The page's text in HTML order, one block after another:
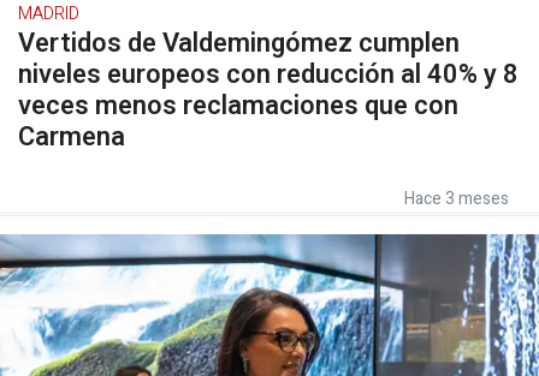
MADRID
Vertidos de Valdemingómez cumplen
niveles europeos con reducción al 40% y 8
veces menos reclamaciones que con
Carmena
Hace 3 meses